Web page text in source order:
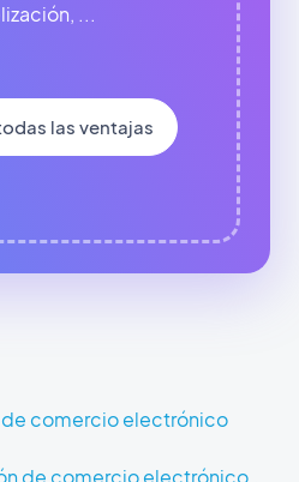
...
las ventajas
de comercio electrónico
de comercio electrónico